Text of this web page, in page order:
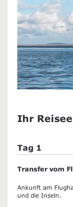
Ihr
Tag 1
Transfer vom
Ankunft am
und die Inseln.